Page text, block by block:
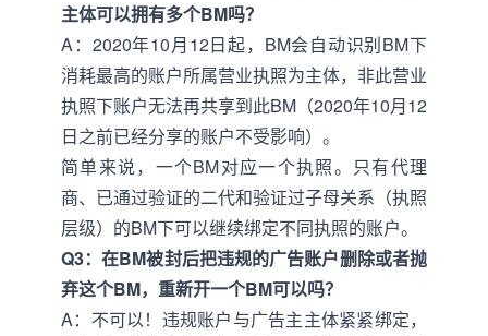
主体可以拥有多个BM吗？
A：2020年10月12日起，BM会自动识别BM下
消耗最高的账户所属营业执照为主体，非此营业
执照下账户无法再共享到此BM（2020年10月12
日之前已经分享的账户不受影响）。
简单来说，一个BM对应一个执照。只有代理
商、已通过验证的二代和验证过子母关系（执照
层级）的BM下可以继续绑定不同执照的账户。
Q3：在BM被封后把违规的广告账户删除或者抛
弃这个BM，重新开一个BM可以吗？
A：不可以！违规账户与广告主主体紧紧绑定，